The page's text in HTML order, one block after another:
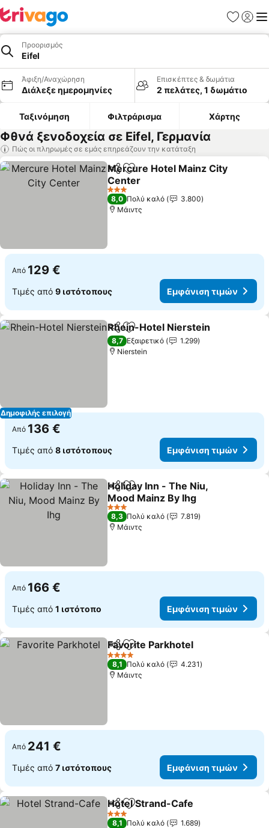
Προορισμός
Eifel
Άφιξη/Αναχώρηση
Διάλεξε ημερομηνίες
Επισκέπτες & δωμάτια
2 πελάτες, 1 δωμάτιο
Ταξινόμηση Φιλτράρισμα Χάρτης
Φθνά ξενοδοχεία σε Eifel, Γερμανία
Πώς οι πληρωμές σε εμάς επηρεάζουν την κατάταξη
Κοινοποίηση
Προσθήκη στα αγαπημένα
Mercure Hotel Mainz City
Center
3 Αστέρια
8,0 Πολύ καλό
3.800
Μάιντς
Από 129 €
Τιμές από 9 ιστότοπους Εμφάνιση τιμών
Δημοφιλής επιλογή
Κοινοποίηση
Προσθήκη στα αγαπημένα
Rhein-Hotel Nierstein
8,7 Εξαιρετικό
1.299
Nierstein
Από 136 €
Τιμές από 8 ιστότοπους Εμφάνιση τιμών
Κοινοποίηση
Προσθήκη στα αγαπημένα
Holiday Inn - The Niu,
Mood Mainz By Ihg
3 Αστέρια
8,3 Πολύ καλό
7.819
Μάιντς
Από 166 €
Τιμές από 1 ιστότοπο Εμφάνιση τιμών
Κοινοποίηση
Προσθήκη στα αγαπημένα
Favorite Parkhotel
4 Αστέρια
8,1 Πολύ καλό
4.231
Μάιντς
Από 241 €
Τιμές από 7 ιστότοπους Εμφάνιση τιμών
Κοινοποίηση
Προσθήκη στα αγαπημένα
Hotel Strand-Cafe
3 Αστέρια
8,1 Πολύ καλό
1.689